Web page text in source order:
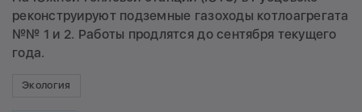
реконструируют подземные газоходы котлоагрегата
№№ 1 и 2. Работы продлятся до сентября текущего
года.
Экология